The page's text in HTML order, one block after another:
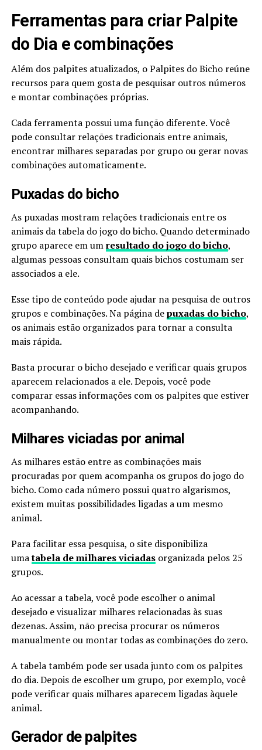
Ferramentas para criar Palpite
do Dia e combinações
Além dos palpites atualizados, o Palpites do Bicho reúne
recursos para quem gosta de pesquisar outros números
e montar combinações próprias.
Cada ferramenta possui uma função diferente. Você
pode consultar relações tradicionais entre animais,
encontrar milhares separadas por grupo ou gerar novas
combinações automaticamente.
Puxadas do bicho
As puxadas mostram relações tradicionais entre os
animais da tabela do jogo do bicho. Quando determinado
grupo aparece em umresultado do jogo do bicho,
algumas pessoas consultam quais bichos costumam ser
associados a ele.
Esse tipo de conteúdo pode ajudar na pesquisa de outros
grupos e combinações. Na página depuxadas do bicho,
os animais estão organizados para tornar a consulta
mais rápida.
Basta procurar o bicho desejado e verificar quais grupos
aparecem relacionados a ele. Depois, você pode
comparar essas informações com os palpites que estiver
acompanhando.
Milhares viciadas por animal
As milhares estão entre as combinações mais
procuradas por quem acompanha os grupos do jogo do
bicho. Como cada número possui quatro algarismos,
existem muitas possibilidades ligadas a um mesmo
animal.
Para facilitar essa pesquisa, o site disponibiliza
umatabela de milhares viciadasorganizada pelos 25
grupos.
Ao acessar a tabela, você pode escolher o animal
desejado e visualizar milhares relacionadas às suas
dezenas. Assim, não precisa procurar os números
manualmente ou montar todas as combinações do zero.
A tabela também pode ser usada junto com os palpites
do dia. Depois de escolher um grupo, por exemplo, você
pode verificar quais milhares aparecem ligadas àquele
animal.
Gerador de palpites